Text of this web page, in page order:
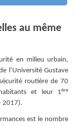
au même
en milieu urbain,
l’Université Gustave
routière de 70
et leur 1ère
2017).
est le nombre